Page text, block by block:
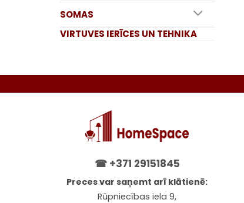
SOMAS
VIRTUVES IERĪCES UN TEHNIKA
☎ +371 29151845
Preces var saņemt arī klātienē:
Rūpniecības iela 9,